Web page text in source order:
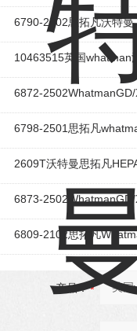
6790-2502思拓凡沃特
10463515英国whatman
6872-
6798-2501思拓凡
2609T沃特曼思拓凡
6873-
6809-2102思拓凡
产品：